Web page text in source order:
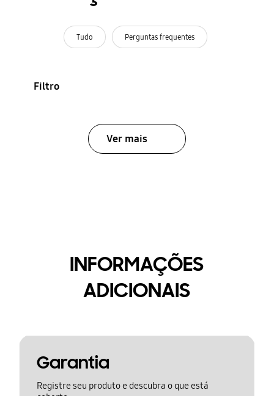
Tudo Perguntas frequentes
Filtro
Ver mais
INFORMAÇÕES
ADICIONAIS
Garantia
Registre seu produto e descubra o que está